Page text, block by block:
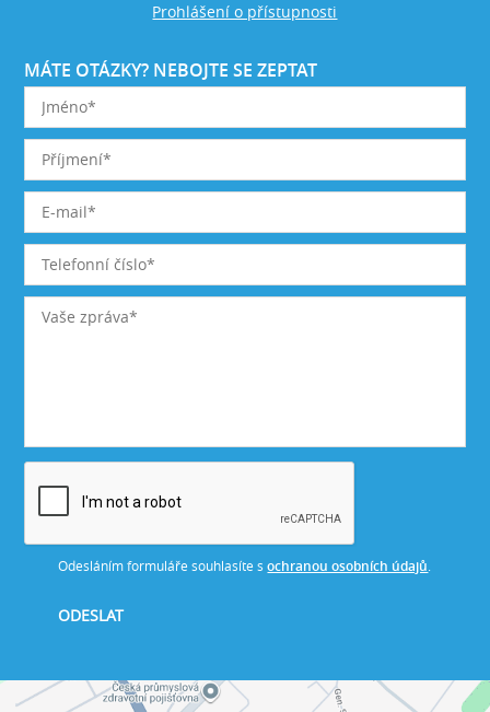
Prohlášení o přístupnosti
MÁTE OTÁZKY? NEBOJTE SE ZEPTAT
Odesláním formuláře souhlasíte sochranou osobních údajů.